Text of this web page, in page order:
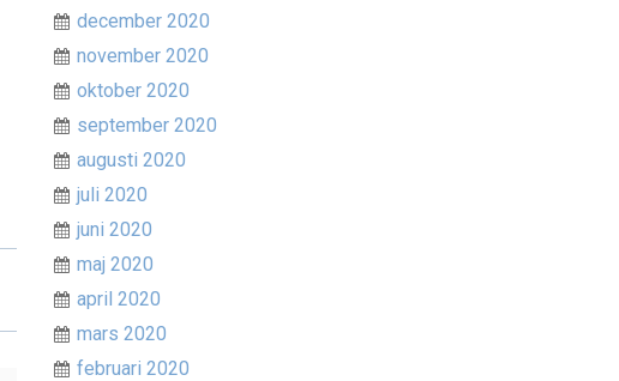
december 2020
november 2020
oktober 2020
september 2020
augusti 2020
juli 2020
juni 2020
maj 2020
april 2020
mars 2020
februari 2020